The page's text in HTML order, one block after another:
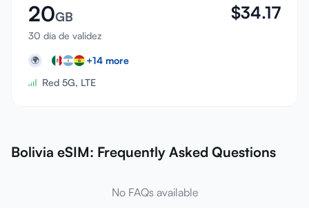
20GB
30 día de validez
$34.17
🌍 +14 more
Red 5G, LTE
Bolivia eSIM: Frequently Asked Questions
No FAQs available